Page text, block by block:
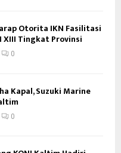
Otorita IKN Fasilitasi
XIII Tingkat Provinsi
0
Kapal, Suzuki Marine
0